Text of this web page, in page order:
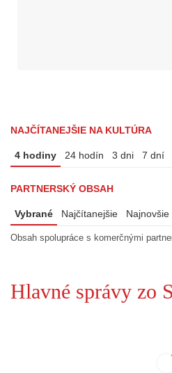
NAJČÍTANEJŠIE NA KULTÚRA
4 hodiny 24 hodín 3 dni 7 dní
PARTNERSKÝ OBSAH
Vybrané Najčítanejšie Najnovšie
Obsah spolupráce s komerčnými
Hlavné správy zo